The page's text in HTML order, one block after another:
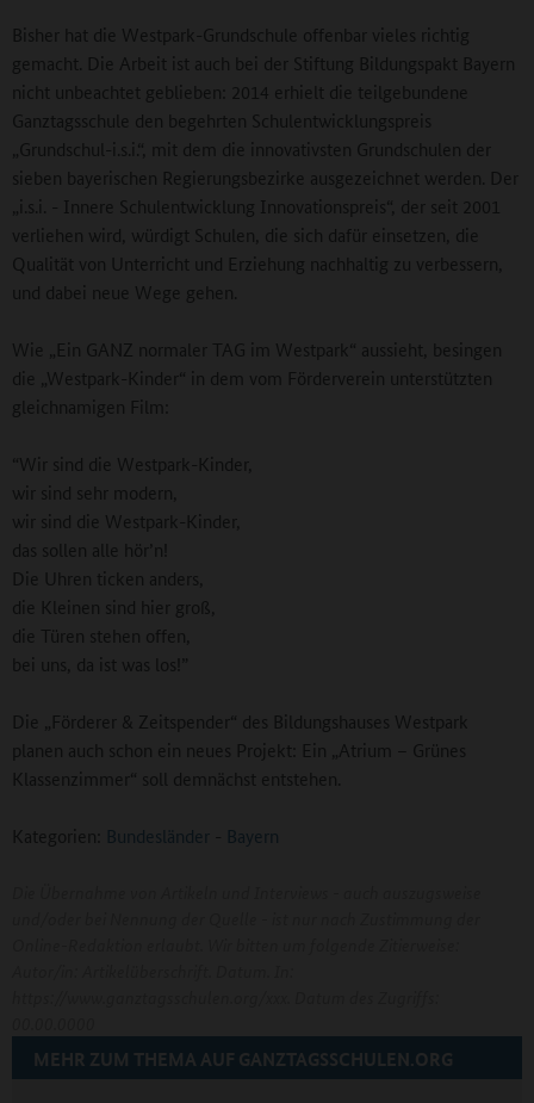
Bisher hat die Westpark-Grundschule offenbar vieles richtig
gemacht. Die Arbeit ist auch bei der Stiftung Bildungspakt Bayern
nicht unbeachtet geblieben: 2014 erhielt die teilgebundene
Ganztagsschule den begehrten Schulentwicklungspreis
„Grundschul-i.s.i.“, mit dem die innovativsten Grundschulen der
sieben bayerischen Regierungsbezirke ausgezeichnet werden. Der
„i.s.i. - Innere Schulentwicklung Innovationspreis“, der seit 2001
verliehen wird, würdigt Schulen, die sich dafür einsetzen, die
Qualität von Unterricht und Erziehung nachhaltig zu verbessern,
und dabei neue Wege gehen.
Wie „Ein GANZ normaler TAG im Westpark“ aussieht, besingen
die „Westpark-Kinder“ in dem vom Förderverein unterstützten
gleichnamigen Film:
“Wir sind die Westpark-Kinder,
wir sind sehr modern,
wir sind die Westpark-Kinder,
das sollen alle hör’n!
Die Uhren ticken anders,
die Kleinen sind hier groß,
die Türen stehen offen,
bei uns, da ist was los!”
Die „Förderer & Zeitspender“ des Bildungshauses Westpark
planen auch schon ein neues Projekt: Ein „Atrium – Grünes
Klassenzimmer“ soll demnächst entstehen.
Kategorien: Bundesländer - Bayern
MEHR ZUM THEMA AUF GANZTAGSSCHULEN.ORG